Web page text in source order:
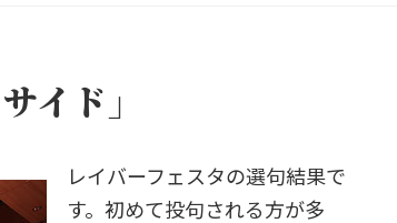
イド」
レイバーフェスタの選句結果で
す。初めて投句される方が多